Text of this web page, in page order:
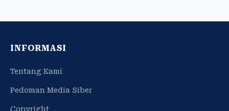
INFORMASI
Tentang Kami
Pedoman Media Siber
Copyright